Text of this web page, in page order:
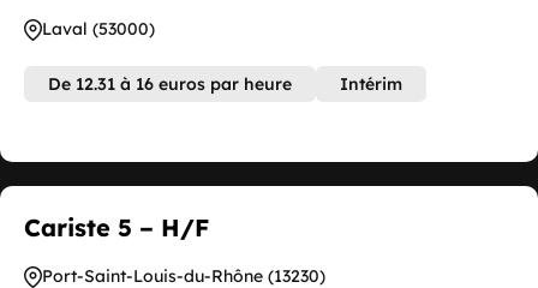
Laval (53000)
De 12.31 à 16 euros par heure Intérim
Cariste 5 – H/F
Port-Saint-Louis-du-Rhône (13230)